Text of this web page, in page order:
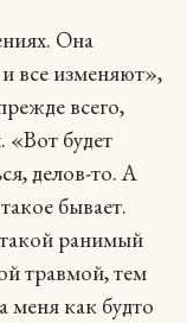
Она
все изменяют»,
всего,
«Вот будет
делов-то. А
бывает.
ранимый
травмой, тем
меня как будто